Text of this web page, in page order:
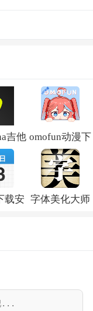
吉他
载免
omofun动漫下
载最新版
v1.1.73
载安 字体美化大师